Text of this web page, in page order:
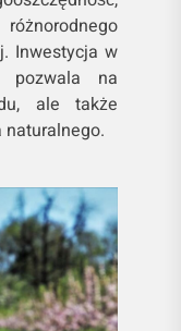
Inwestycja w
na
ale także
naturalnego.